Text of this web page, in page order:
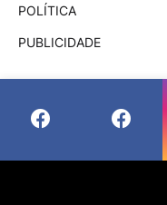
POLÍTICA
PUBLICIDADE